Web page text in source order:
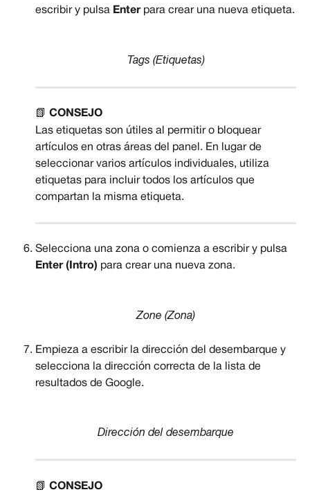
escribir y pulsa Enter para crear una nueva etiqueta.
Tags (Etiquetas)
📗 CONSEJO
Las etiquetas son útiles al permitir o bloquear
artículos en otras áreas del panel. En lugar de
seleccionar varios artículos individuales, utiliza
etiquetas para incluir todos los artículos que
compartan la misma etiqueta.
Selecciona una zona o comienza a escribir y pulsa
Enter (Intro) para crear una nueva zona.
Zone (Zona)
Empieza a escribir la dirección del desembarque y
selecciona la dirección correcta de la lista de
resultados de Google.
Dirección del desembarque
📗 CONSEJO